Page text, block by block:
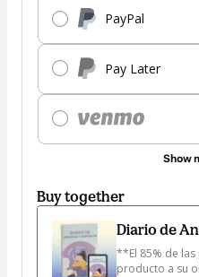
PayPal
Pay Later
Show
Buy together
Diario de
**El 85% de
producto a su